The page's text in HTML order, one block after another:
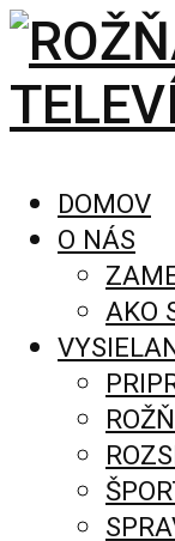
DOMOV
O NÁS
AKO